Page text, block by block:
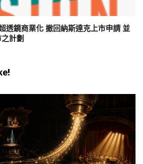
透鏡商業化 撤回納斯達克上市申請 並
計劃